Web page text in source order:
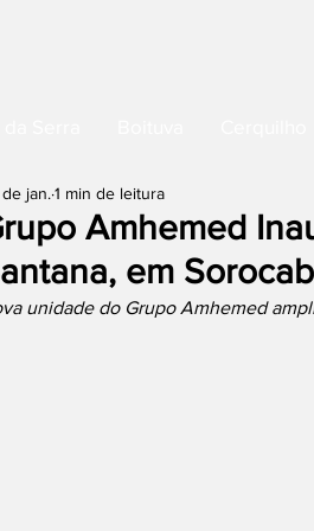
Amhemed
em
jan. 1 min de leitura
unidade do Grupo Amhemed